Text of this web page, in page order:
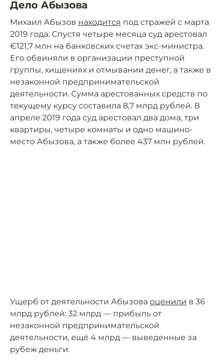
Дело Абызова
Михаил Абызов находится под стражей с марта
2019 года. Спустя четыре месяца суд арестовал
€121,7 млн на банковских счетах экс-министра.
Его обвиняли в организации преступной
группы, хищениях и отмывании денег, а также в
незаконной предпринимательской
деятельности. Сумма арестованных средств по
текущему курсу составила 8,7 млрд рублей. В
апреле 2019 года суд арестовал два дома, три
квартиры, четыре комнаты и одно машино-
место Абызова, а также более 437 млн рублей.
Ущерб от деятельности Абызова оценили в 36
млрд рублей: 32 млрд — прибыль от
незаконной предпринимательской
деятельности, ещё 4 млрд — выведенные за
рубеж деньги.